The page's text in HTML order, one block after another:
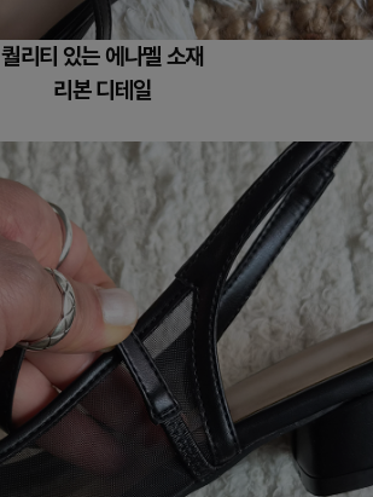
퀄리티 있는 에나멜 소재
리본 디테일